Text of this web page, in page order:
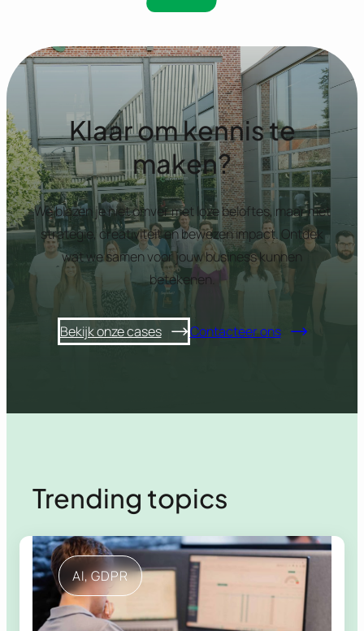
Klaar om kennis te
maken?
We blazen je niet omver met loze beloftes, maar met
strategie, creativiteit en bewezen impact. Ontdek
wat we samen voor jouw business kunnen
betekenen.
Bekijk onze cases Contacteer ons
Trending topics
AI, GDPR